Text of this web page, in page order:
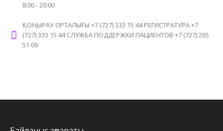
8:00 - 20:00
ҚОҢЫРАУ ОРТАЛЫҒЫ +7 (727) 333 15 44 РЕГИСТРАТУРА +7
(727) 333 15 44 СЛУЖБА ПОДДЕРЖКИ ПАЦИЕНТОВ +7 (727) 265
51 09